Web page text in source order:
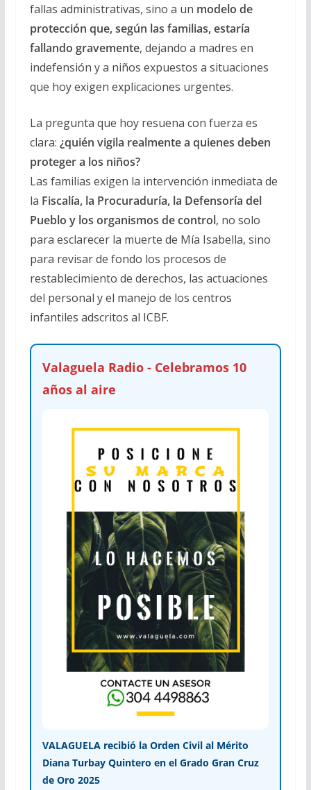
fallas administrativas, sino a un modelo de
protección que, según las familias, estaría
fallando gravemente, dejando a madres en
indefensión y a niños expuestos a situaciones
que hoy exigen explicaciones urgentes.
La pregunta que hoy resuena con fuerza es
clara: ¿quién vigila realmente a quienes deben
proteger a los niños?
Las familias exigen la intervención inmediata de
la Fiscalía, la Procuraduría, la Defensoría del
Pueblo y los organismos de control, no solo
para esclarecer la muerte de Mía Isabella, sino
para revisar de fondo los procesos de
restablecimiento de derechos, las actuaciones
del personal y el manejo de los centros
infantiles adscritos al ICBF.
Valaguela Radio - Celebramos 10
años al aire
VALAGUELA recibió la Orden Civil al Mérito
Diana Turbay Quintero en el Grado Gran Cruz
de Oro 2025